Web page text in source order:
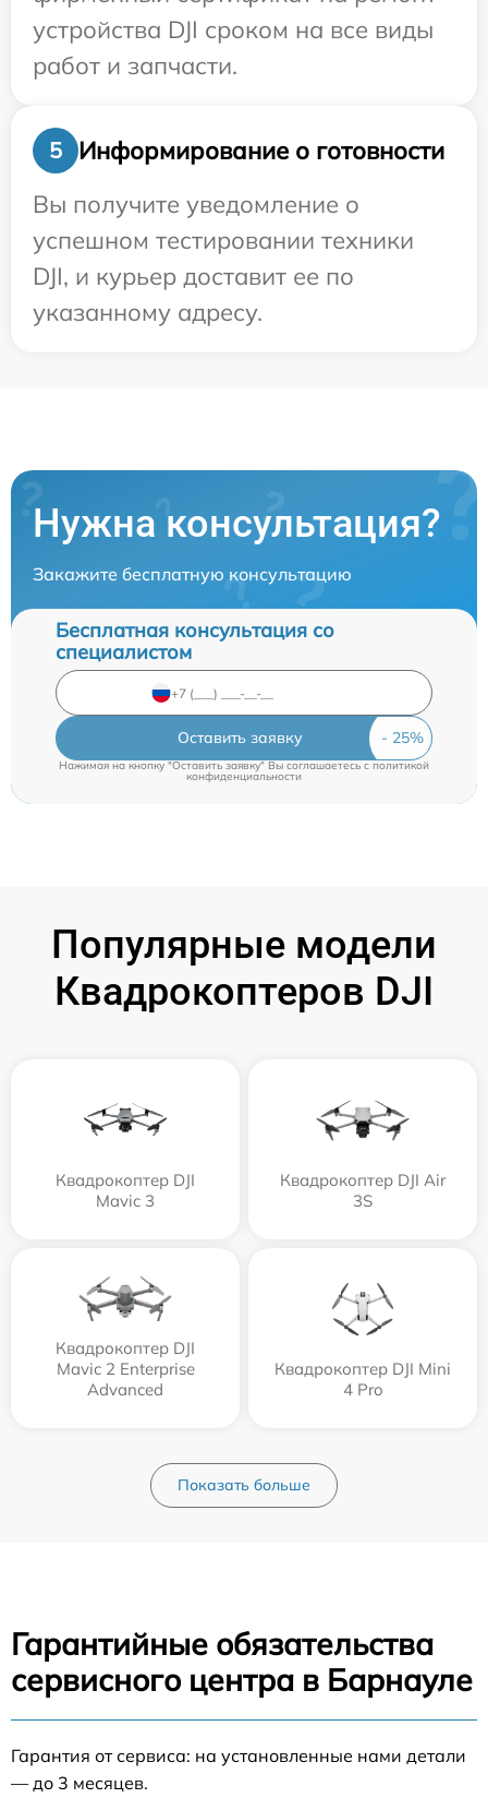
устройства DJI сроком на все виды
работ и запчасти.
5
Информирование о готовности
Вы получите уведомление о
успешном тестировании техники
DJI, и курьер доставит ее по
указанному адресу.
Нужна консультация?
Закажите бесплатную консультацию
Бесплатная консультация со
специалистом
Оставить заявку
Нажимая на кнопку "Оставить заявку" Вы соглашаетесь c политикой
конфиденциальности
Популярные модели
Квадрокоптеров DJI
Квадрокоптер DJI
Mavic 3
Квадрокоптер DJI Air
3S
Квадрокоптер DJI
Mavic 2 Enterprise
Advanced
Квадрокоптер DJI Mini
4 Pro
Показать больше
Гарантийные обязательства
сервисного центра в Барнауле
Гарантия от сервиса: на установленные нами детали
— до 3 месяцев.